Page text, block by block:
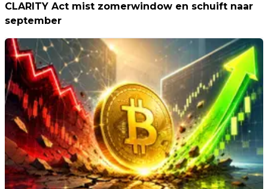
CLARITY Act mist zomerwindow en schuift naar
september